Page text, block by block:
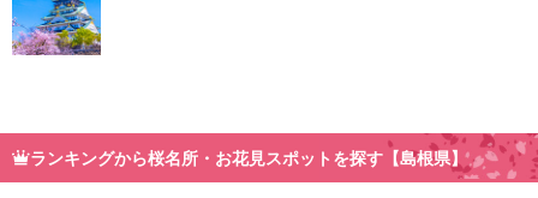
ランキングから桜名所・お花見スポットを探す【島根県】